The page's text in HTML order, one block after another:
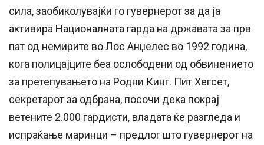
сила, заобиколувајќи го гувернерот за да ја
активира Националната гарда на државата за прв
пат од немирите во Лос Анџелес во 1992 година,
кога полицајците беа ослободени од обвинението
за претепувањето на Родни Кинг. Пит Хегсет,
секретарот за одбрана, посочи дека покрај
ветените 2.000 гардисти, владата ќе разгледа и
испраќање маринци – предлог што гувернерот на